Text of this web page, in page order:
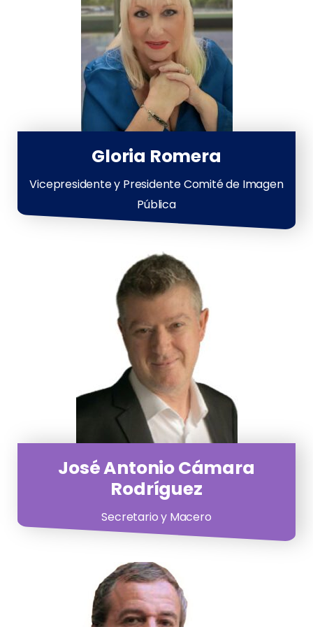
Gloria Romera
Vicepresidente y Presidente Comité de Imagen
Pública
José Antonio Cámara
Rodríguez
Secretario y Macero